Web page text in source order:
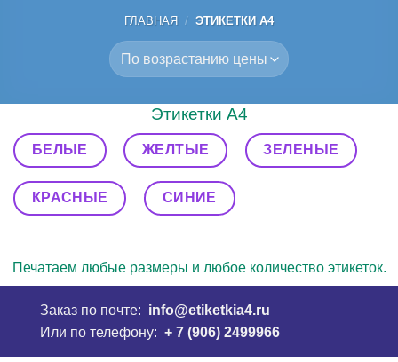
ГЛАВНАЯ / ЭТИКЕТКИ А4
Этикетки А4
БЕЛЫЕ ЖЕЛТЫЕ ЗЕЛЕНЫЕ
КРАСНЫЕ СИНИЕ
Печатаем любые размеры и любое количество этикеток.
Заказ по почте: info@etiketkia4.ru
Или по телефону: + 7 (906) 2499966